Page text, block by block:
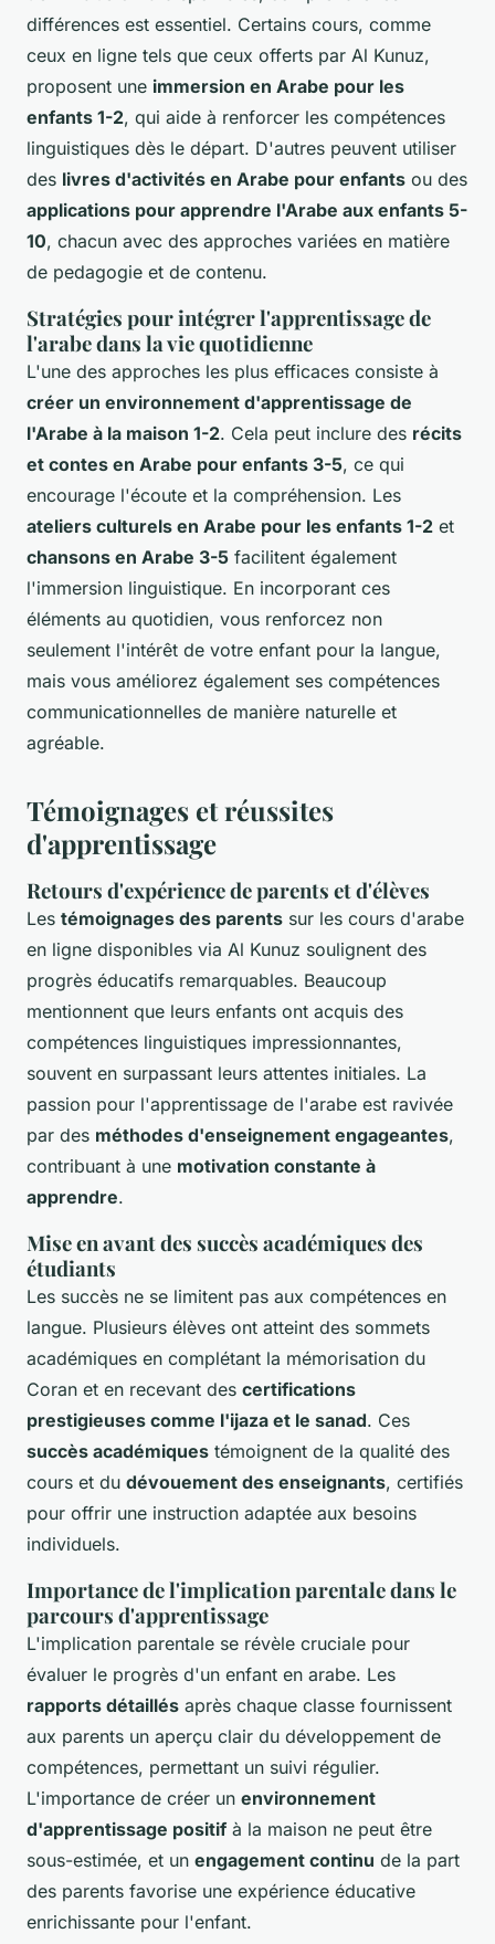
différences est essentiel. Certains cours, comme
ceux en ligne tels que ceux offerts par Al Kunuz,
proposent une immersion en Arabe pour les
enfants 1-2, qui aide à renforcer les compétences
linguistiques dès le départ. D'autres peuvent utiliser
des livres d'activités en Arabe pour enfants ou des
applications pour apprendre l'Arabe aux enfants 5-
10, chacun avec des approches variées en matière
de pedagogie et de contenu.
Stratégies pour intégrer l'apprentissage de
l'arabe dans la vie quotidienne
L'une des approches les plus efficaces consiste à
créer un environnement d'apprentissage de
l'Arabe à la maison 1-2. Cela peut inclure des récits
et contes en Arabe pour enfants 3-5, ce qui
encourage l'écoute et la compréhension. Les
ateliers culturels en Arabe pour les enfants 1-2 et
chansons en Arabe 3-5 facilitent également
l'immersion linguistique. En incorporant ces
éléments au quotidien, vous renforcez non
seulement l'intérêt de votre enfant pour la langue,
mais vous améliorez également ses compétences
communicationnelles de manière naturelle et
agréable.
Témoignages et réussites
d'apprentissage
Retours d'expérience de parents et d'élèves
Les témoignages des parents sur les cours d'arabe
en ligne disponibles via Al Kunuz soulignent des
progrès éducatifs remarquables. Beaucoup
mentionnent que leurs enfants ont acquis des
compétences linguistiques impressionnantes,
souvent en surpassant leurs attentes initiales. La
passion pour l'apprentissage de l'arabe est ravivée
par des méthodes d'enseignement engageantes,
contribuant à une motivation constante à
apprendre.
Mise en avant des succès académiques des
étudiants
Les succès ne se limitent pas aux compétences en
langue. Plusieurs élèves ont atteint des sommets
académiques en complétant la mémorisation du
Coran et en recevant des certifications
prestigieuses comme l'ijaza et le sanad. Ces
succès académiques témoignent de la qualité des
cours et du dévouement des enseignants, certifiés
pour offrir une instruction adaptée aux besoins
individuels.
Importance de l'implication parentale dans le
parcours d'apprentissage
L'implication parentale se révèle cruciale pour
évaluer le progrès d'un enfant en arabe. Les
rapports détaillés après chaque classe fournissent
aux parents un aperçu clair du développement de
compétences, permettant un suivi régulier.
L'importance de créer un environnement
d'apprentissage positif à la maison ne peut être
sous-estimée, et un engagement continu de la part
des parents favorise une expérience éducative
enrichissante pour l'enfant.